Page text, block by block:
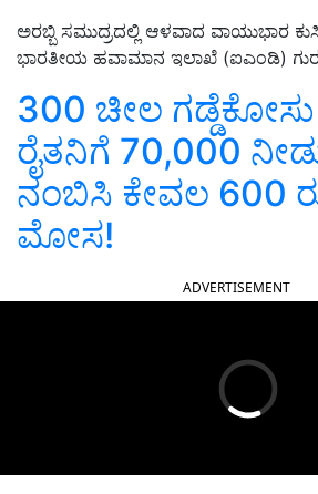
ಅರಬ್ಬಿ ಸಮುದ್ರದಲ್ಲಿ ಆಳವಾದ ವಾಯುಭಾರ
ಭಾರತೀಯ ಹವಾಮಾನ ಇಲಾಖೆ (ಐಎಂಡಿ)
300 ಚೀಲ
ರೈತನಿಗೆ 70,000
ನಂಬಿಸಿ ಕೇವಲ 600
ಮೋಸ!
ADVERTISEMENT